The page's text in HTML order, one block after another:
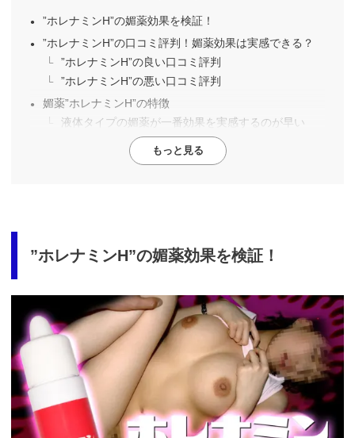
”ホレナミンH”の媚薬効果を検証！
”ホレナミンH”の口コミ評判！媚薬効果は実感できる？
”ホレナミンH”の良い口コミ評判
”ホレナミンH”の悪い口コミ評判
媚薬”ホレナミンH”の特徴
液体タイプの媚薬が一番効果を実感するのが早い
もっと見る
”ホレナミンH”の媚薬効果を検証！
ad.com/ad/p/r?
_site=77933&_article=17259